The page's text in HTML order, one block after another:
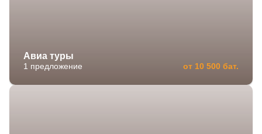
Авиа туры
1 предложение от 10 500 бат.